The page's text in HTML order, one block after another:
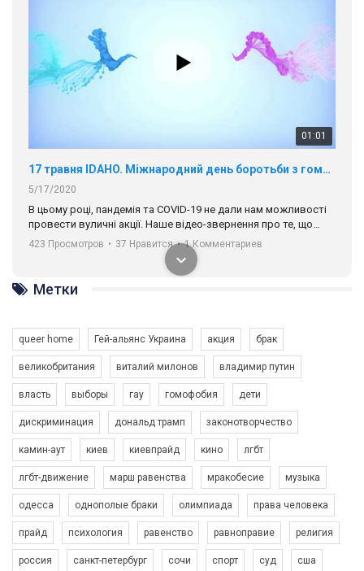
01:01
17 травня IDAHO. Міжнародний день боротьби з гомофобією трансфобією і біфобія.
5/17/2020
В цьому році, пандемія та COVІD-19 не дали нам можливості
провести вуличні акції. Наше відео-звернення про те, що
навіть коли ми у різних містах та не можемо зустрінеться, ми
разом. Ми закликаємо всіх хто поділяє цінності рівності та
солідарності, приєднатися до нас. Регіональні підрозділи
ГАУ є в 16 областях України.
Разом наш голос лунає гучніше!
423 Просмотров • 37 Нравится • 1 Комментариев
Зупинимо насильство проти ЛГБТ в Україні! Stop violence against LGBT in Ukraine!
6/30/2017
Емоційний та вражаючий промо-ролік на конкурс PACT, який
представляє програму "Гей-альянс Україна" з протидії
насильству проти ЛГБТ в Україні.
1.9K Просмотров • 226 Нравится • 5 Комментариев
Метки
queer home Гей-альянс Украина акция брак
великобритания виталий милонов владимир путин
власть выборы гау гомофобия дети
дискриминация дональд трамп законотворчество
камин-аут киев киевпрайд кино лгбт
лгбт-движение марш равенства мракобесие музыка
одесса однополые браки олимпиада права человека
прайд психология равенство равноправие религия
россия санкт-петербург сочи спорт суд сша